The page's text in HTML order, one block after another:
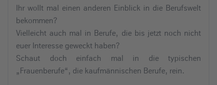
Ihr wollt mal einen anderen Einblick in die Berufswelt
bekommen?
Vielleicht auch mal in Berufe, die bis jetzt noch nicht
euer Interesse geweckt haben?
Schaut doch einfach mal in die typischen
„Frauenberufe“, die kaufmännischen Berufe, rein.